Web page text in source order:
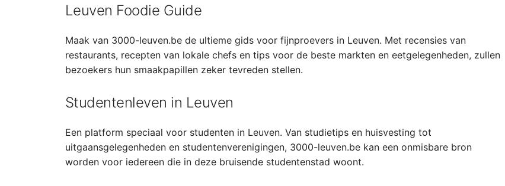
Leuven Foodie Guide
Maak van 3000-leuven.be de ultieme gids voor fijnproevers in Leuven. Met recensies van
restaurants, recepten van lokale chefs en tips voor de beste markten en eetgelegenheden, zullen
bezoekers hun smaakpapillen zeker tevreden stellen.
Studentenleven in Leuven
Een platform speciaal voor studenten in Leuven. Van studietips en huisvesting tot
uitgaansgelegenheden en studentenverenigingen, 3000-leuven.be kan een onmisbare bron
worden voor iedereen die in deze bruisende studentenstad woont.